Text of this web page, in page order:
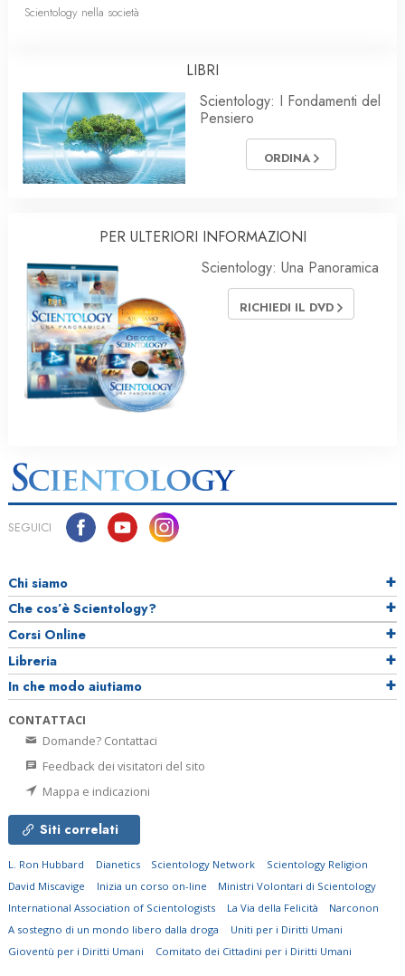
Scientology nella società
LIBRI
Scientology: I Fondamenti del
Pensiero
ORDINA
PER ULTERIORI INFORMAZIONI
Scientology: Una Panoramica
RICHIEDI IL DVD
SEGUICI
Chi siamo
Che cos’è Scientology?
Corsi Online
Libreria
In che modo aiutiamo
CONTATTACI
Domande? Contattaci
Feedback dei visitatori del sito
Mappa e indicazioni
Siti correlati
L. Ron Hubbard Dianetics Scientology Network
Scientology Religion
David Miscavige
Inizia un corso on-line
Ministri Volontari di Scientology
International Association of Scientologists
La Via della Felicità
Narconon
A sostegno di un mondo libero dalla droga
Uniti per i Diritti Umani
Gioventù per i Diritti Umani
Comitato dei Cittadini per i Diritti Umani